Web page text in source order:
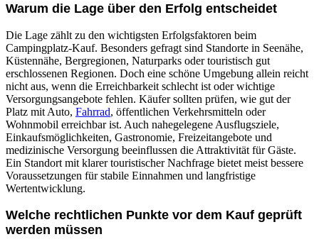
Warum die Lage über den Erfolg entscheidet
Die Lage zählt zu den wichtigsten Erfolgsfaktoren beim
Campingplatz-Kauf. Besonders gefragt sind Standorte in Seenähe,
Küstennähe, Bergregionen, Naturparks oder touristisch gut
erschlossenen Regionen. Doch eine schöne Umgebung allein reicht
nicht aus, wenn die Erreichbarkeit schlecht ist oder wichtige
Versorgungsangebote fehlen. Käufer sollten prüfen, wie gut der
Platz mit Auto, Fahrrad, öffentlichen Verkehrsmitteln oder
Wohnmobil erreichbar ist. Auch nahegelegene Ausflugsziele,
Einkaufsmöglichkeiten, Gastronomie, Freizeitangebote und
medizinische Versorgung beeinflussen die Attraktivität für Gäste.
Ein Standort mit klarer touristischer Nachfrage bietet meist bessere
Voraussetzungen für stabile Einnahmen und langfristige
Wertentwicklung.
Welche rechtlichen Punkte vor dem Kauf geprüft
werden müssen